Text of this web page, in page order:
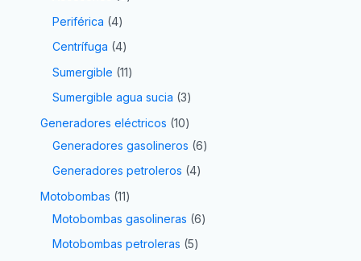
Periférica 4
Centrífuga 4
Sumergible 11
Sumergible agua sucia 3
Generadores eléctricos 10
Generadores gasolineros 6
Generadores petroleros 4
Motobombas 11
Motobombas gasolineras 6
Motobombas petroleras 5